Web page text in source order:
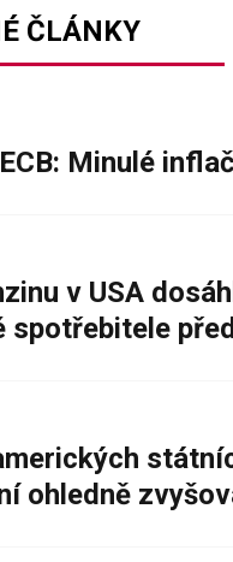
ČLÁNKY
Minulé
v USA
spotřebitele
ohledně